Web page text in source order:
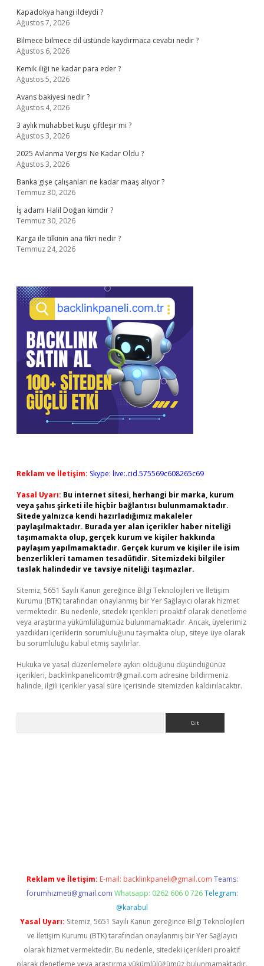
Kapadokya hangi ildeydi ?
Ağustos 7, 2026
Bilmece bilmece dil üstünde kaydırmaca cevabı nedir ?
Ağustos 6, 2026
Kemik iliği ne kadar para eder ?
Ağustos 5, 2026
Avans bakiyesi nedir ?
Ağustos 4, 2026
3 aylık muhabbet kuşu çiftleşir mi ?
Ağustos 3, 2026
2025 Avlanma Vergisi Ne Kadar Oldu ?
Ağustos 3, 2026
Banka gişe çalışanları ne kadar maaş alıyor ?
Temmuz 30, 2026
İş adamı Halil Doğan kimdir ?
Temmuz 30, 2026
Karga ile tilkinin ana fikri nedir ?
Temmuz 24, 2026
Reklam ve İletişim: Skype: live:.cid.575569c608265c69
Yasal Uyarı: Bu internet sitesi, herhangi bir marka, kurum
veya şahıs şirketi ile hiçbir bağlantısı bulunmamaktadır.
Sitede yalnızca kendi hazırladığımız makaleler
paylaşılmaktadır. Burada yer alan içerikler haber niteliği
taşımamakta olup, gerçek kurum ve kişiler hakkında
paylaşım yapılmamaktadır. Gerçek kurum ve kişiler ile isim
benzerlikleri tamamen tesadüfidir. Sitemizdeki bilgiler
taslak halindedir ve tavsiye niteliği taşımazlar.
Sitemiz, 5651 Sayılı Kanun gereğince Bilgi Teknolojileri ve İletişim
Kurumu (BTK) tarafından onaylanmış bir Yer Sağlayıcı olarak hizmet
vermektedir. Bu nedenle, sitedeki içerikleri proaktif olarak denetleme
veya araştırma yükümlülüğümüz bulunmamaktadır. Ancak, üyelerimiz
yazdıkları içeriklerin sorumluluğunu taşımakta olup, siteye üye olarak
bu sorumluluğu kabul etmiş sayılırlar.
Hukuka ve yasal düzenlemelere aykırı olduğunu düşündüğünüz
içerikleri, backlinkpanelicomtr@gmail.com adresine bildirmeniz
halinde, ilgili içerikler yasal süre içerisinde sitemizden kaldırılacaktır.
Reklam ve İletişim: E-mail: backlinkpaneli@gmail.com Teams:
forumhizmeti@gmail.com Whatsapp: 0262 606 0 726 Telegram:
@karabul
Yasal Uyarı: Sitemiz, 5651 Sayılı Kanun gereğince Bilgi Teknolojileri
ve İletişim Kurumu (BTK) tarafından onaylanmış bir Yer Sağlayıcı
olarak hizmet vermektedir. Bu nedenle, sitedeki içerikleri proaktif
olarak denetleme veya araştırma yükümlülüğümüz bulunmamaktadır.